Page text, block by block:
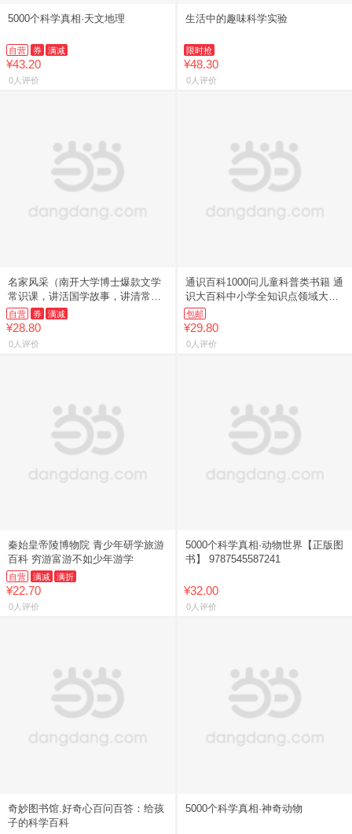
5000个科学真相·天文地理
自营 券 满减
¥43.20
0人评价
生活中的趣味科学实验
限时抢
¥48.30
0人评价
名家风采（南开大学博士爆款文学
常识课，讲活国学故事，讲清常识
渊源，讲透高频考点！）
自营 券 满减
¥28.80
0人评价
通识百科1000问儿童科普类书籍 通
识大百科中小学全知识点领域大百
科全方位知识点提升
包邮
¥29.80
0人评价
秦始皇帝陵博物院 青少年研学旅游
百科 穷游富游不如少年游学
自营 满减 满折
¥22.70
0人评价
5000个科学真相·动物世界【正版图
书】 9787545587241
¥32.00
0人评价
奇妙图书馆.好奇心百问百答：给孩
子的科学百科
5000个科学真相·神奇动物